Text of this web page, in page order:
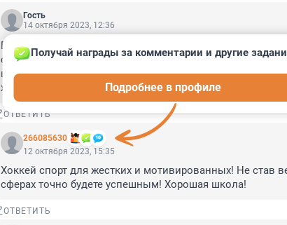
Гость
14 октября 2023, 12:36
Болтовни столько во круг, а никто не задумывается,
слов еë Чада. В раздевалка видеокамер нет, и значит
видела!!! Надо не забывать, что за ложные показания
хлопотать! Это с ребенком взятки гладки, а для
ОТВЕТИТЬ
266085630
Получай награды за комментарии и другие
Подробнее в профиле
12 октября 2023, 15:35
Хоккей спорт для жестких и мотивированных! Не став
сферах точно будете успешным! Хорошая школа!
ОТВЕТИТЬ